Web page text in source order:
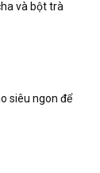
và bột trà
siêu ngon để